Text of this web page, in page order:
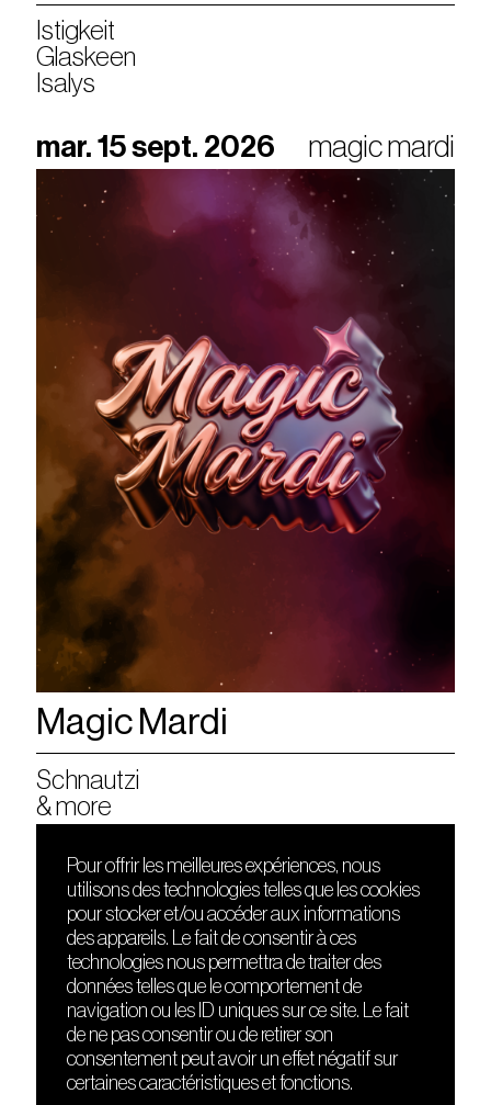
Istigkeit
Glaskeen
Isalys
mar. 15 sept. 2026 magic mardi
Magic Mardi
Schnautzi
& more
DÉCOUVRIR
Le lieu
Contact
Presse
Cours de DJing
TMLAB
FRIENDS
Nuits sonores
HEAT
Hôtel71
La Gaîté Lyrique
Pour offrir les meilleures expériences, nous
utilisons des technologies telles que les cookies
pour stocker et/ou accéder aux informations
des appareils. Le fait de consentir à ces
technologies nous permettra de traiter des
données telles que le comportement de
navigation ou les ID uniques sur ce site. Le fait
de ne pas consentir ou de retirer son
consentement peut avoir un effet négatif sur
certaines caractéristiques et fonctions.